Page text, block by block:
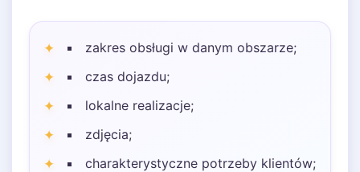
zakres obsługi w danym obszarze;
czas dojazdu;
lokalne realizacje;
zdjęcia;
charakterystyczne potrzeby klientów;